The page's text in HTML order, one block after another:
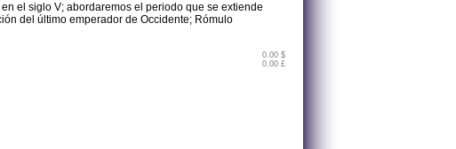
el siglo V; abordaremos el periodo que se extiende
del último emperador de Occidente; Rómulo
0.00 $
0.00 £